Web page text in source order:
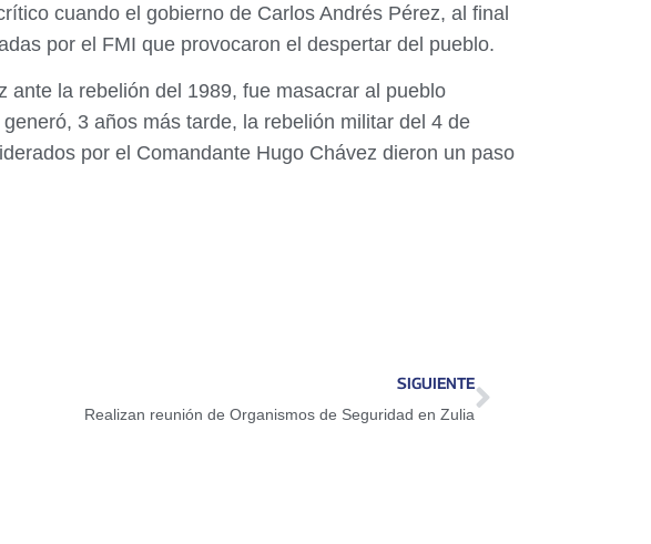
cuando el gobierno de Carlos Andrés Pérez, al final
por el FMI que provocaron el despertar del pueblo.
ante la rebelión del 1989, fue masacrar al pueblo
3 años más tarde, la rebelión militar del 4 de
por el Comandante Hugo Chávez dieron un paso
SIGUIENTE
Realizan reunión de Organismos de Seguridad en Zulia